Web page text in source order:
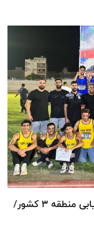
مسابقات دو و میدانی استعدادیابی منطقه 3 کشور/